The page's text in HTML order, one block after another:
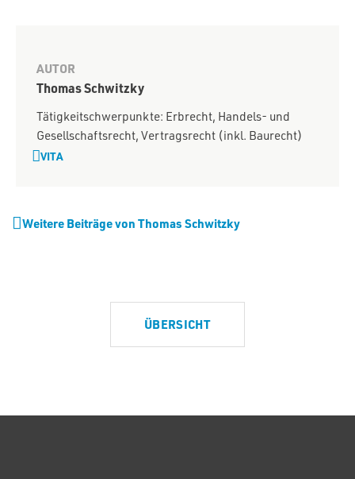
AUTOR
Thomas Schwitzky
Tätigkeitschwerpunkte: Erbrecht, Handels- und
Gesellschaftsrecht, Vertragsrecht (inkl. Baurecht)
VITA
Weitere Beiträge von Thomas Schwitzky
ÜBERSICHT